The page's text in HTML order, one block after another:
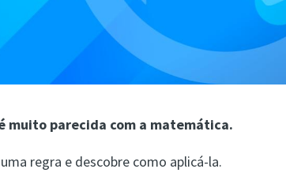
muito parecida com a matemática.
regra e descobre como aplicá-la.